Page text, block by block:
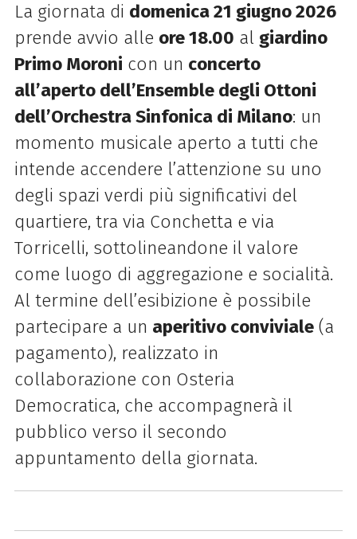
La giornata di domenica 21 giugno 2026
prende avvio alle ore 18.00 al giardino
Primo Moroni con un concerto
all’aperto dell’Ensemble degli Ottoni
dell’Orchestra Sinfonica di Milano: un
momento musicale aperto a tutti che
intende accendere l’attenzione su uno
degli spazi verdi più significativi del
quartiere, tra via Conchetta e via
Torricelli, sottolineandone il valore
come luogo di aggregazione e socialità.
Al termine dell’esibizione è possibile
partecipare a un aperitivo conviviale(a
pagamento), realizzato in
collaborazione con Osteria
Democratica, che accompagnerà il
pubblico verso il secondo
appuntamento della giornata.